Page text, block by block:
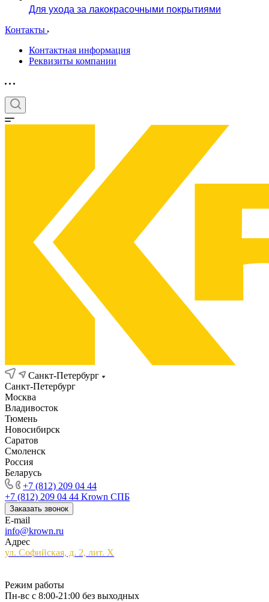
Для ухода за лакокрасочными покрытиями
Контакты
Контактная информация
Реквизиты компании
Санкт-Петербург
Санкт-Петербург
Москва
Владивосток
Тюмень
Новосибирск
Саратов
Смоленск
Россия
Беларусь
+7 (812) 209 04 44
+7 (812) 209 04 44 Krown СПБ
Заказать звонок
E-mail
info@krown.ru
Адрес
ул. Софийская, д. 2, лит. Х
Режим работы
Пн-вс с 8:00-21:00 без выходных